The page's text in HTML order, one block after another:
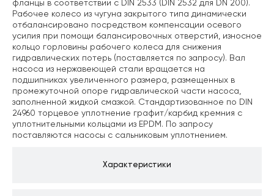
Характеристики
фланцы в соответствии с DIN 2533 (DIN 2532 для DN 200).
Рабочее колесо из чугуна закрытого типа динамически
отбалансировано посредством компенсации осевого
усилия при помощи балансировочных отверстий, износное
кольцо горловины рабочего колеса для снижения
гидравлических потерь (поставляется по запросу). Вал
насоса из нержавеющей стали вращается на
подшипниках увеличенного размера, размещенных в
промежуточной опоре гидравлической части насоса,
заполненной жидкой смазкой. Стандартизованное по DIN
24960 торцевое уплотнение графит/карбид кремния с
уплотнительными кольцами из EPDM. По запросу
поставляются насосы с сальниковым уплотнением.